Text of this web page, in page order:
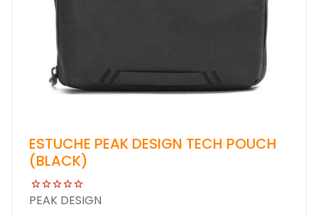
ESTUCHE PEAK DESIGN TECH POUCH
(BLACK)
PEAK DESIGN